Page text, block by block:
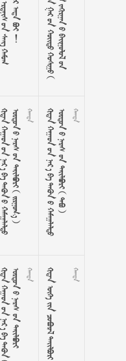




































































 




















































































































 
      